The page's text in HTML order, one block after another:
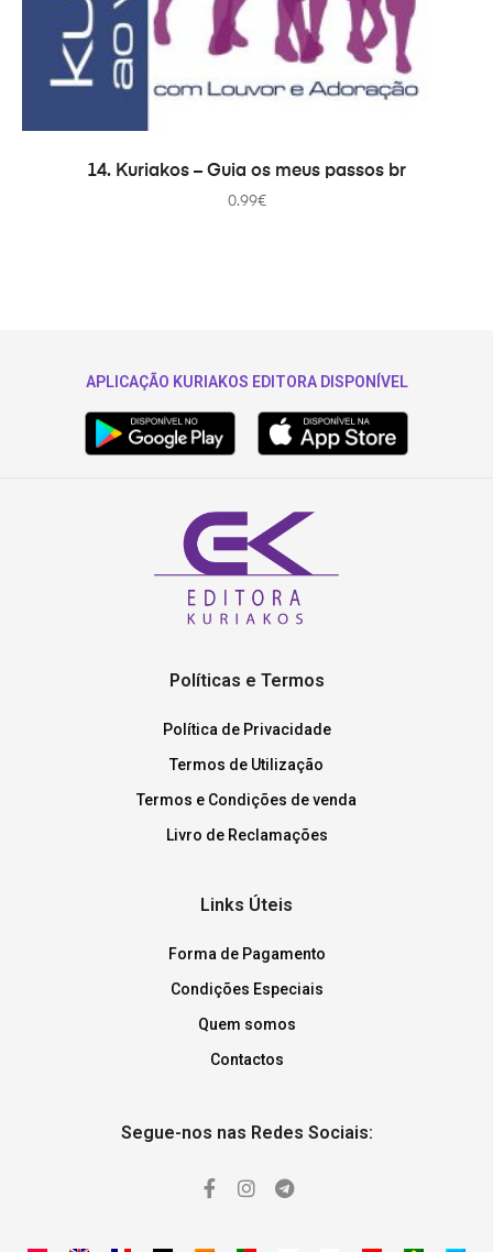
COMPRAR
14. Kuriakos – Guia os meus passos br
0.99€
APLICAÇÃO KURIAKOS EDITORA DISPONÍVEL
Políticas e Termos
Política de Privacidade
Termos de Utilização
Termos e Condições de venda
Livro de Reclamações
Links Úteis
Forma de Pagamento
Condições Especiais
Quem somos
Contactos
Segue-nos nas Redes Sociais: